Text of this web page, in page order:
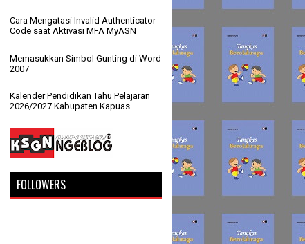
Cara Mengatasi Invalid Authenticator
Code saat Aktivasi MFA MyASN
Memasukkan Simbol Gunting di Word
2007
Kalender Pendidikan Tahu Pelajaran
2026/2027 Kabupaten Kapuas
FOLLOWERS